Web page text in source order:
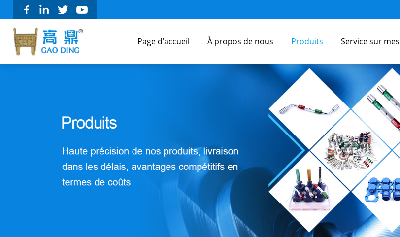
Page d'accueil À propos de nous Produits Service sur